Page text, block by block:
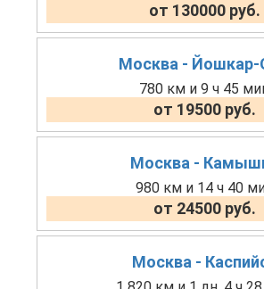
от 130000 руб.
Москва - Йошкар-
780 км и 9 ч 45
от 19500 руб.
Москва -
980 км и 14 ч 40
от 24500 руб.
Москва -